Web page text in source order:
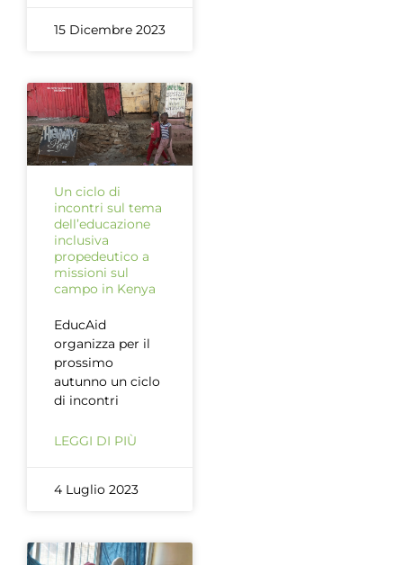
15 Dicembre 2023
Un ciclo di
incontri sul tema
dell’educazione
inclusiva
propedeutico a
missioni sul
campo in Kenya
EducAid
organizza per il
prossimo
autunno un ciclo
di incontri
LEGGI DI PIÙ
4 Luglio 2023